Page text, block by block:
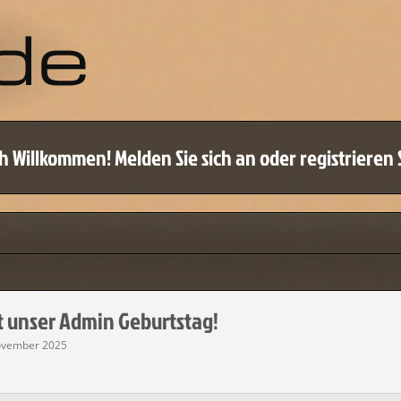
Willkommen! Melden Sie sich an oder registrieren
oder kommentieren zu können, benötigen Sie ein
ANMELDEN oder NEUES
Admin Geburtstag!
2025